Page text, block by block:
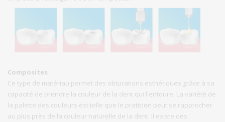
Composites
Ce type de matériau permet des obturations esthétiques grâce à sa
capacité de prendre la couleur de la dent qui l'entoure. La variété de
la palette des couleurs est telle que le praticien peut se rapprocher
au plus près de la couleur naturelle de la dent. Il existe des